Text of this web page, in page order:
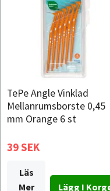
TePe Angle Vinklad
Mellanrumsborste 0,45
mm Orange 6 st
39 SEK
Läs
Mer